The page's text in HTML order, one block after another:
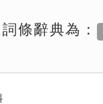
條辭典為：